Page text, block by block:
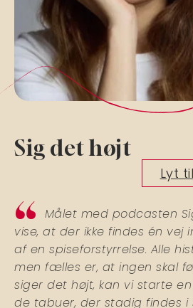
Sig det højt
Lyt
Målet med podcasten
vise, at der ikke findes én vej
af en spiseforstyrrelse. Alle
men fælles er, at ingen skal
siger det højt, kan vi starte
de tabuer, der stadig findes i